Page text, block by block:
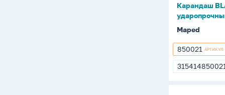
Карандаш
Maped
850021
850021 АРТИКУЛ